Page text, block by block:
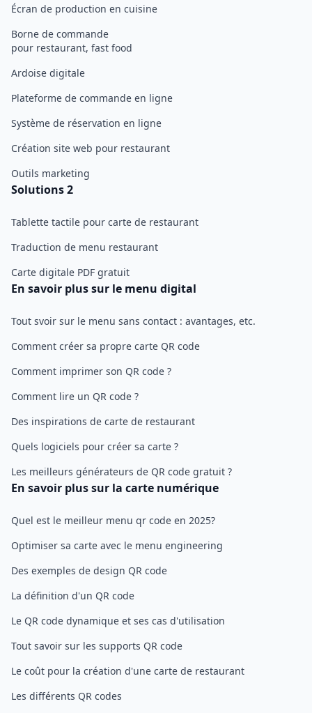
Écran de production en cuisine
Borne de commande
pour restaurant, fast food
Ardoise digitale
Plateforme de commande en ligne
Système de réservation en ligne
Création site web pour restaurant
Outils marketing
Solutions 2
Tablette tactile pour carte de restaurant
Traduction de menu restaurant
Carte digitale PDF gratuit
En savoir plus sur le menu digital
Tout svoir sur le menu sans contact : avantages, etc.
Comment créer sa propre carte QR code
Comment imprimer son QR code ?
Comment lire un QR code ?
Des inspirations de carte de restaurant
Quels logiciels pour créer sa carte ?
Les meilleurs générateurs de QR code gratuit ?
En savoir plus sur la carte numérique
Quel est le meilleur menu qr code en 2025?
Optimiser sa carte avec le menu engineering
Des exemples de design QR code
La définition d'un QR code
Le QR code dynamique et ses cas d'utilisation
Tout savoir sur les supports QR code
Le coût pour la création d'une carte de restaurant
Les différents QR codes